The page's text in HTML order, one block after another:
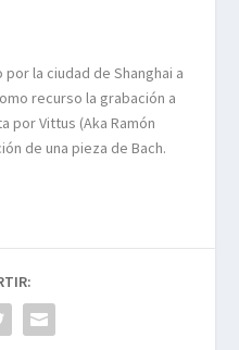
la ciudad de Shanghai a
recurso la grabación a
por Vittus (Aka Ramón
de una pieza de Bach.